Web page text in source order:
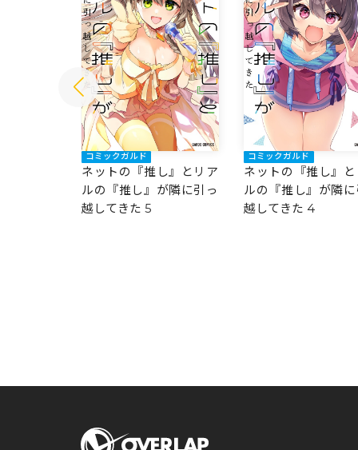
コミックガルド
ネットの『推し』とリア
ルの『推し』が隣に引っ
越してきた 5
コミックガルド
ネットの『推し』
ルの『推し』が隣
越してきた 4